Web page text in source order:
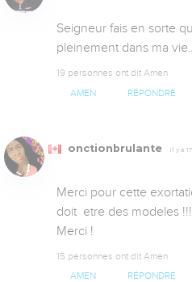
Seigneur fais en sorte
pleinement dans ma
19 personnes ont dit Amen
AMEN RÉPONDRE
onctionbrulante Il y a
Merci pour cette
doit  etre des modeles !!!
Merci !
15 personnes ont dit Amen
AMEN RÉPONDRE